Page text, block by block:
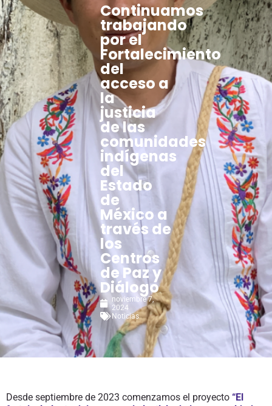
Continuamos
trabajando
por el
Fortalecimiento
del
acceso a
la
justicia
de las
comunidades
indígenas
del
Estado
de
México a
través de
los
Centros
de Paz y
Diálogo
noviembre 7,
2024
Noticias
Desde septiembre de 2023 comenzamos el proyecto “El